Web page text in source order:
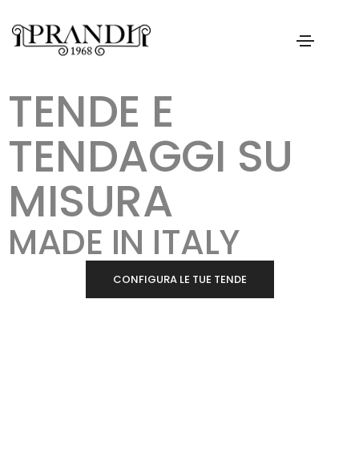
TENDE E
TENDAGGI SU
MISURA
MADE IN ITALY
CONFIGURA LE TUE TENDE